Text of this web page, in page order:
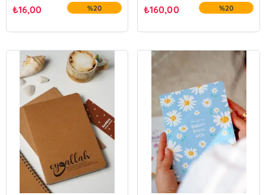
₺16,00 %20 ₺160,00 %20